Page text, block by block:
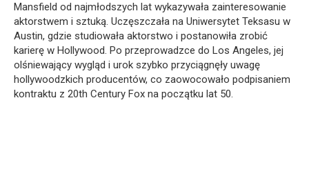
Mansfield od najmłodszych lat wykazywała zainteresowanie
aktorstwem i sztuką. Uczęszczała na Uniwersytet Teksasu w
Austin, gdzie studiowała aktorstwo i postanowiła zrobić
karierę w Hollywood. Po przeprowadzce do Los Angeles, jej
olśniewający wygląd i urok szybko przyciągnęły uwagę
hollywoodzkich producentów, co zaowocowało podpisaniem
kontraktu z 20th Century Fox na początku lat 50.